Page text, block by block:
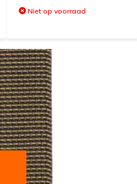
Niet op voorraad